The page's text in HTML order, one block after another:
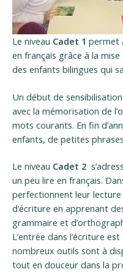
Le niveau Cadet 1 permet
en français grâce à la
des enfants bilingues qui
Un début de
avec la mémorisation de
mots courants. En fin
enfants, de petites
Le niveau Cadet 2
un peu lire en français.
perfectionnent leur
d’écriture en apprenant
grammaire et
L’entrée dans l’écriture
nombreux outils sont à
tout en douceur dans la